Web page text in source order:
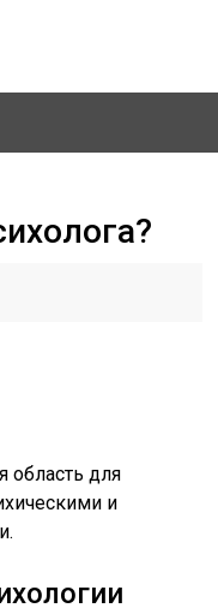
область для
и